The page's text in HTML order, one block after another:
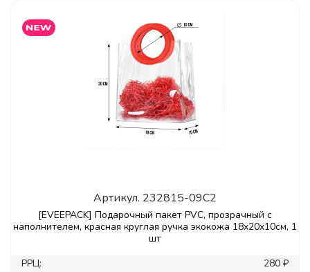
Артикул. 232815-09C2
[EVEEPACK] Подарочный пакет PVC, прозрачный с
наполнителем, красная круглая ручка экокожа 18x20x10см, 1
шт
РРЦ:
280 ₽